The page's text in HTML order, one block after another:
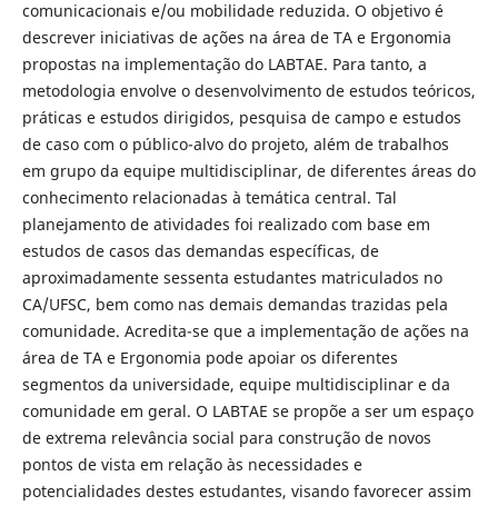
comunicacionais e/ou mobilidade reduzida. O objetivo é
descrever iniciativas de ações na área de TA e Ergonomia
propostas na implementação do LABTAE. Para tanto, a
metodologia envolve o desenvolvimento de estudos teóricos,
práticas e estudos dirigidos, pesquisa de campo e estudos
de caso com o público-alvo do projeto, além de trabalhos
em grupo da equipe multidisciplinar, de diferentes áreas do
conhecimento relacionadas à temática central. Tal
planejamento de atividades foi realizado com base em
estudos de casos das demandas específicas, de
aproximadamente sessenta estudantes matriculados no
CA/UFSC, bem como nas demais demandas trazidas pela
comunidade. Acredita-se que a implementação de ações na
área de TA e Ergonomia pode apoiar os diferentes
segmentos da universidade, equipe multidisciplinar e da
comunidade em geral. O LABTAE se propõe a ser um espaço
de extrema relevância social para construção de novos
pontos de vista em relação às necessidades e
potencialidades destes estudantes, visando favorecer assim